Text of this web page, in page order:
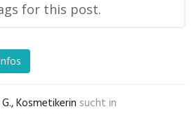
for this post.
Kosmetikerin sucht in